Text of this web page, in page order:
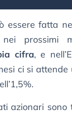
essere fatta
nei prossimi
cifra, e
ci si attende
azionari sono